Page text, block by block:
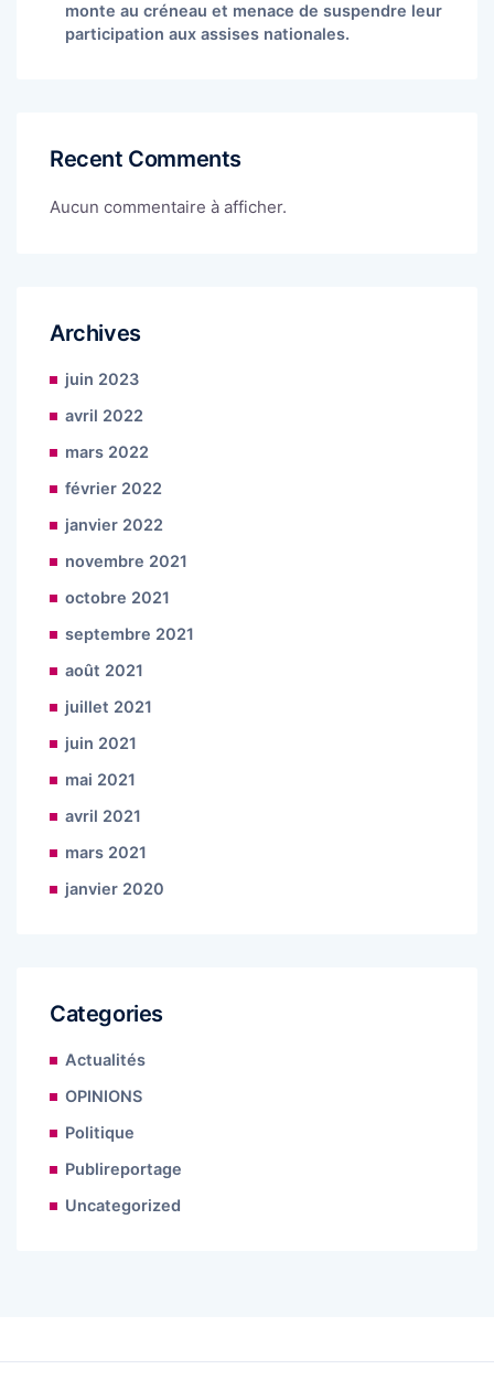
monte au créneau et menace de suspendre leur
participation aux assises nationales.
Recent Comments
Aucun commentaire à afficher.
Archives
juin 2023
avril 2022
mars 2022
février 2022
janvier 2022
novembre 2021
octobre 2021
septembre 2021
août 2021
juillet 2021
juin 2021
mai 2021
avril 2021
mars 2021
janvier 2020
Categories
Actualités
OPINIONS
Politique
Publireportage
Uncategorized